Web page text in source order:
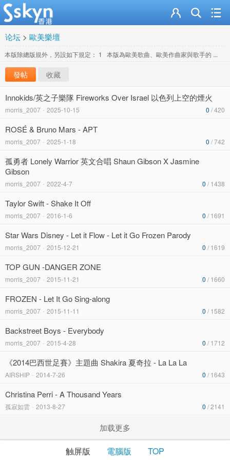
论坛 > 歐美樂壇
本版除總版規外，另設如下規定： 1 本版為歐美歌曲、歐美作曲家與歌手的 ...
發帖 收藏
Innokids/英之子樂隊 Fireworks Over Israel 以色列上空的煙火
morris_2007 - 2025-10-15 0 / 420
ROSÉ & Bruno Mars - APT
morris_2007 - 2025-1-18 0 / 742
孤勇者 Lonely Warrior 英文合唱 Shaun Gibson X Jasmine
Gibson
morris_2007 - 2022-4-7 0 / 1438
Taylor Swift - Shake It Off
morris_2007 - 2016-1-6 0 / 1691
Star Wars Disney - Let it Flow - Let it Go Frozen Parody
morris_2007 - 2015-12-21 0 / 1619
TOP GUN -DANGER ZONE
morris_2007 - 2015-11-21 0 / 1660
FROZEN - Let It Go Sing-along
morris_2007 - 2015-11-11 0 / 1582
Backstreet Boys - Everybody
morris_2007 - 2015-4-28 0 / 1712
《2014巴西世足賽》主題曲 Shakira 夏奇拉 - La La La
AIRSHIP - 2014-7-26 0 / 1643
Christina Perri - A Thousand Years
孤寂如雲 - 2013-8-27 0 / 2141
加载更多
触屏版 電腦版 TOP